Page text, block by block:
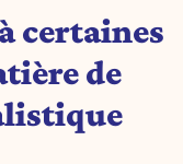
certaines
de